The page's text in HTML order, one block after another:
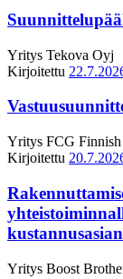
Yritys Tekova Oyj
Kirjoitettu
Yritys FCG
Kirjoitettu
Yritys Boost